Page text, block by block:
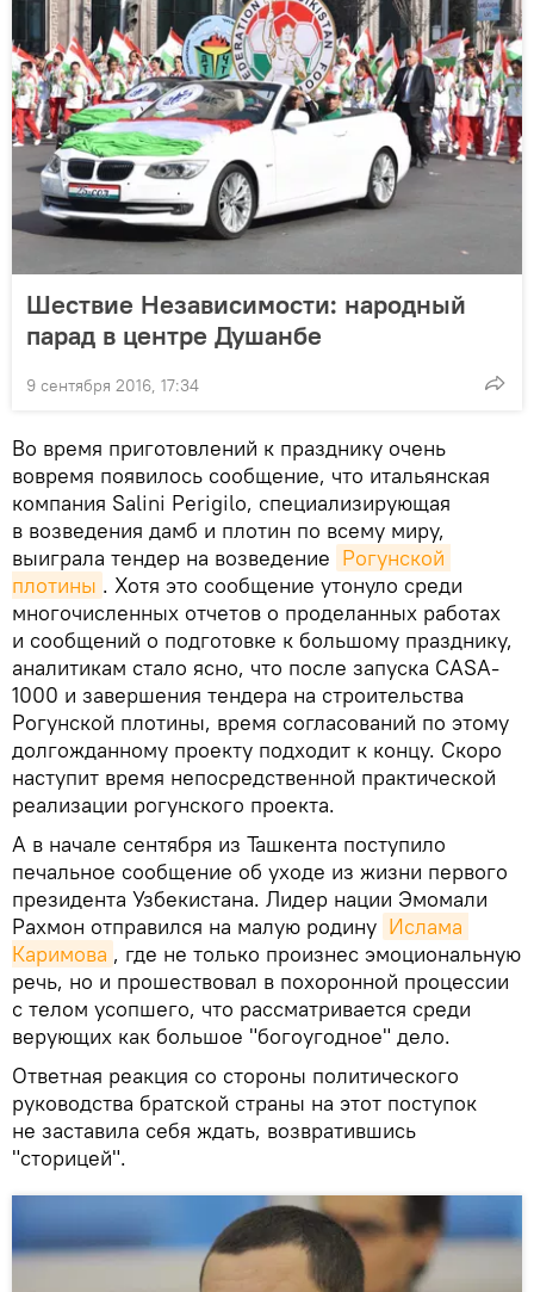
Шествие Независимости: народный
парад в центре Душанбе
9 сентября 2016, 17:34
Во время приготовлений к празднику очень
вовремя появилось сообщение, что итальянская
компания Salini Perigilo, специализирующая
в возведения дамб и плотин по всему миру,
выиграла тендер на возведение Рогунской
плотины . Хотя это сообщение утонуло среди
многочисленных отчетов о проделанных работах
и сообщений о подготовке к большому празднику,
аналитикам стало ясно, что после запуска CASA-
1000 и завершения тендера на строительства
Рогунской плотины, время согласований по этому
долгожданному проекту подходит к концу. Скоро
наступит время непосредственной практической
реализации рогунского проекта.
А в начале сентября из Ташкента поступило
печальное сообщение об уходе из жизни первого
президента Узбекистана. Лидер нации Эмомали
Рахмон отправился на малую родину Ислама
Каримова , где не только произнес эмоциональную
речь, но и прошествовал в похоронной процессии
с телом усопшего, что рассматривается среди
верующих как большое "богоугодное" дело.
Ответная реакция со стороны политического
руководства братской страны на этот поступок
не заставила себя ждать, возвратившись
"сторицей".